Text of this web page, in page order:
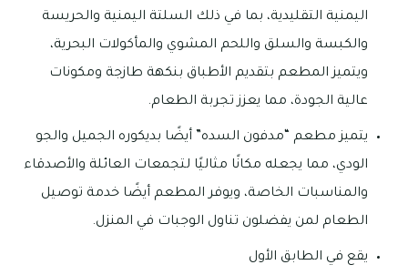
اليمنية التقليدية، بما في ذلك السلتة اليمنية والحريسة
والكبسة والسلق واللحم المشوي والمأكولات البحرية،
ويتميز المطعم بتقديم الأطباق بنكهة طازجة ومكونات
عالية الجودة، مما يعزز تجربة الطعام.
يتميز مطعم “مدفون السده” أيضًا بديكوره الجميل والجو
الودي، مما يجعله مكانًا مثاليًا لتجمعات العائلة والأصدقاء
والمناسبات الخاصة، ويوفر المطعم أيضًا خدمة توصيل
الطعام لمن يفضلون تناول الوجبات في المنزل.
يقع في الطابق الأول